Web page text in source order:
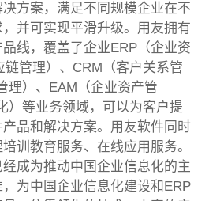
方案，满足不同规模企业在不
并可实现平滑升级。用友拥有
线，覆盖了企业ERP（企业资
链管理）、CRM（客户关系管
理）、EAM（企业资产管
）等业务领域，可以为客户提
品和解决方案。用友软件同时
训教育服务、在线应用服务。
成为推动中国企业信息化的主
为中国企业信息化建设和ERP